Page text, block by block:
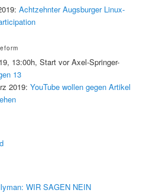
Achtzehnter Augsburger Linux-
13:00h, Start vor Axel-Springer-
13
2019: YouTube wollen gegen Artikel
WIR SAGEN NEIN